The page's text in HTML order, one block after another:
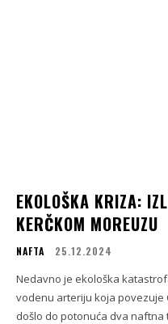
EKOLOŠKA KRIZA:
KERČKOM MOREUZU
NAFTA 25.12.2024
Nedavno je ekološka
vodenu arteriju koja povezuje
došlo do potonuća dva